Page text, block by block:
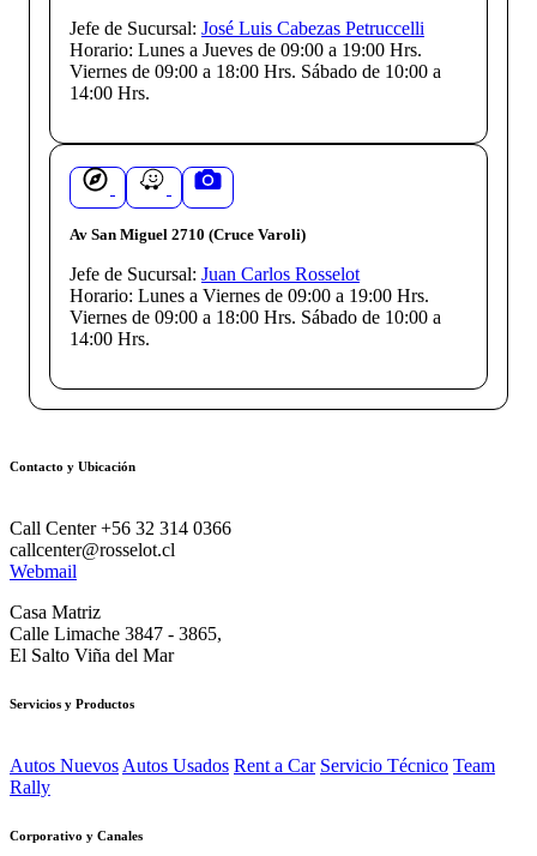
Jefe de Sucursal: José Luis Cabezas Petruccelli
Horario: Lunes a Jueves de 09:00 a 19:00 Hrs.
Viernes de 09:00 a 18:00 Hrs. Sábado de 10:00 a
14:00 Hrs.
Av San Miguel 2710 (Cruce Varoli)
Jefe de Sucursal: Juan Carlos Rosselot
Horario: Lunes a Viernes de 09:00 a 19:00 Hrs.
Viernes de 09:00 a 18:00 Hrs. Sábado de 10:00 a
14:00 Hrs.
Contacto y Ubicación
Call Center +56 32 314 0366
callcenter@rosselot.cl
Webmail
Casa Matriz
Calle Limache 3847 - 3865,
El Salto Viña del Mar
Servicios y Productos
Autos Nuevos Autos Usados Rent a Car Servicio Técnico Team
Rally
Corporativo y Canales